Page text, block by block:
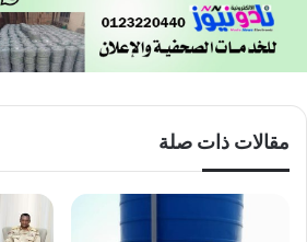
مقالات ذات صلة